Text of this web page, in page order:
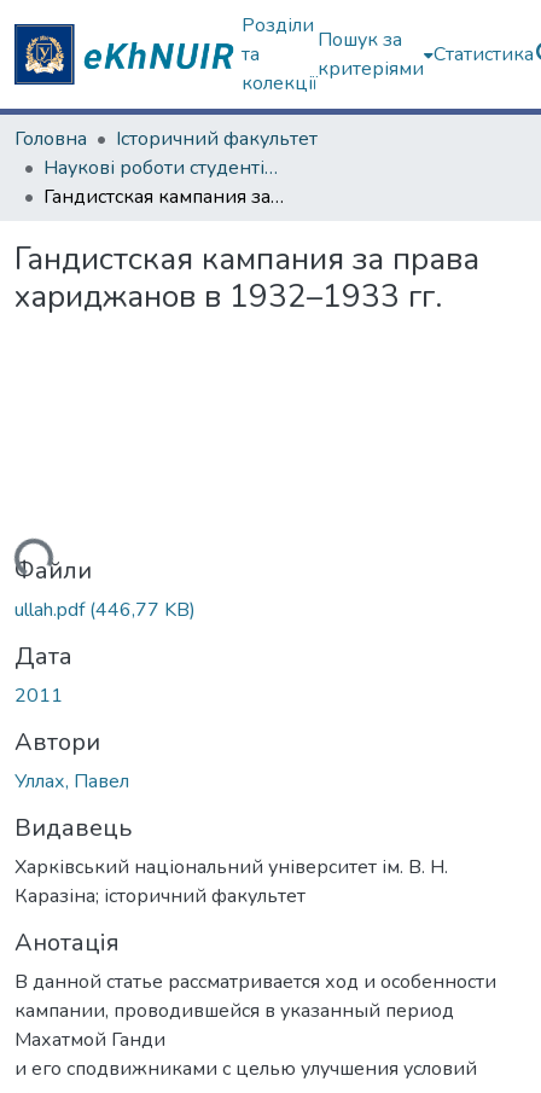
Розділи
та
колекції
Пошук за
критеріями
Статистика
Головна
Історичний факультет
Наукові роботи студентів та аспірантів. Історичний факультет
Гандистская кампания за права хариджанов в 1932–1933 гг.
Гандистская кампания за права
хариджанов в 1932–1933 гг.
Файли
ullah.pdf(446,77 KB)
Дата
2011
Автори
Уллах, Павел
Видавець
Харківський національний університет ім. В. Н.
Каразіна; історичний факультет
Анотація
В данной статье рассматривается ход и особенности
кампании, проводившейся в указанный период
Махатмой Ганди
и его сподвижниками с целью улучшения условий